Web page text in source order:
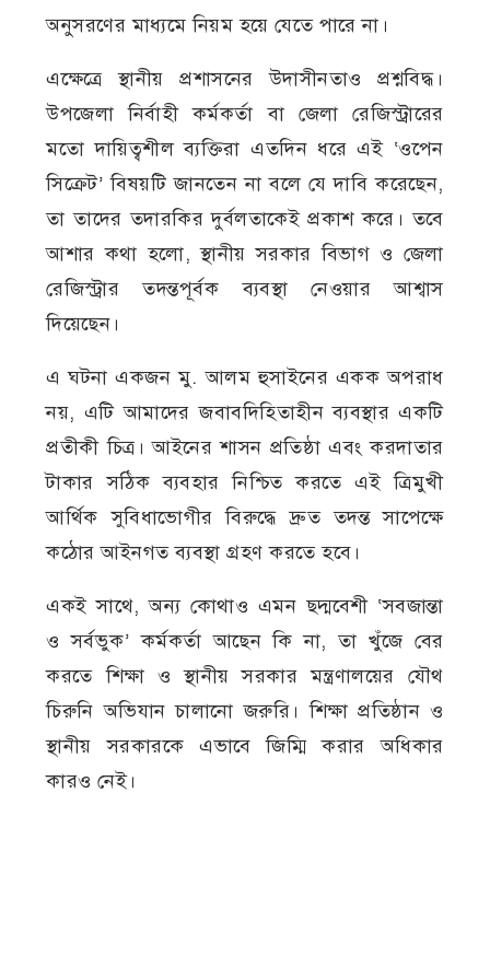
অনুসরণের মাধ্যমে নিয়ম হয়ে যেতে পারে না।
এক্ষেত্রে স্থানীয় প্রশাসনের উদাসীনতাও প্রশ্নবিদ্ধ।
উপজেলা নির্বাহী কর্মকর্তা বা জেলা রেজিস্ট্রারের
মতো দায়িত্বশীল ব্যক্তিরা এতদিন ধরে এই ‘ওপেন
সিক্রেট’ বিষয়টি জানতেন না বলে যে দাবি করেছেন,
তা তাদের তদারকির দুর্বলতাকেই প্রকাশ করে। তবে
আশার কথা হলো, স্থানীয় সরকার বিভাগ ও জেলা
রেজিস্ট্রার তদন্তপূর্বক ব্যবস্থা নেওয়ার আশ্বাস
দিয়েছেন।
এ ঘটনা একজন মু. আলম হুসাইনের একক অপরাধ
নয়, এটি আমাদের জবাবদিহিতাহীন ব্যবস্থার একটি
প্রতীকী চিত্র। আইনের শাসন প্রতিষ্ঠা এবং করদাতার
টাকার সঠিক ব্যবহার নিশ্চিত করতে এই ত্রিমুখী
আর্থিক সুবিধাভোগীর বিরুদ্ধে দ্রুত তদন্ত সাপেক্ষে
কঠোর আইনগত ব্যবস্থা গ্রহণ করতে হবে।
একই সাথে, অন্য কোথাও এমন ছদ্মবেশী ‘সবজান্তা
ও সর্বভুক’ কর্মকর্তা আছেন কি না, তা খুঁজে বের
করতে শিক্ষা ও স্থানীয় সরকার মন্ত্রণালয়ের যৌথ
চিরুনি অভিযান চালানো জরুরি। শিক্ষা প্রতিষ্ঠান ও
স্থানীয় সরকারকে এভাবে জিম্মি করার অধিকার
কারও নেই।